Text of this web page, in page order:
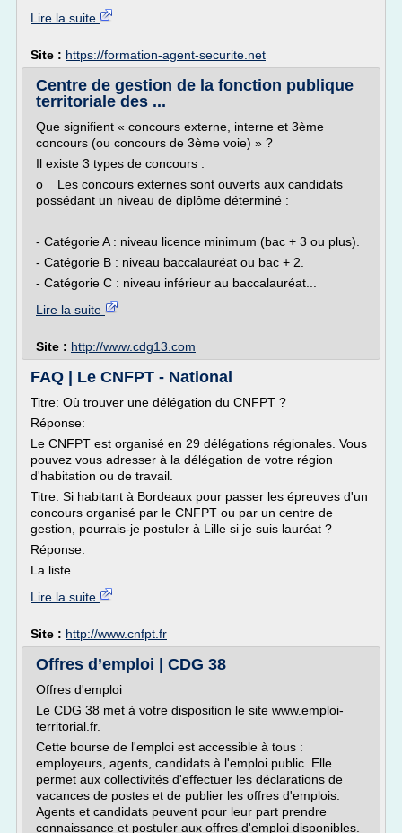
Lire la suite
Site : https://formation-agent-securite.net
Centre de gestion de la fonction publique
territoriale des ...
Que signifient « concours externe, interne et 3ème
concours (ou concours de 3ème voie) » ?
Il existe 3 types de concours :
o Les concours externes sont ouverts aux candidats
possédant un niveau de diplôme déterminé :
- Catégorie A : niveau licence minimum (bac + 3 ou plus).
- Catégorie B : niveau baccalauréat ou bac + 2.
- Catégorie C : niveau inférieur au baccalauréat...
Lire la suite
Site : http://www.cdg13.com
FAQ | Le CNFPT - National
Titre: Où trouver une délégation du CNFPT ?
Réponse:
Le CNFPT est organisé en 29 délégations régionales. Vous
pouvez vous adresser à la délégation de votre région
d'habitation ou de travail.
Titre: Si habitant à Bordeaux pour passer les épreuves d'un
concours organisé par le CNFPT ou par un centre de
gestion, pourrais-je postuler à Lille si je suis lauréat ?
Réponse:
La liste...
Lire la suite
Site : http://www.cnfpt.fr
Offres d’emploi | CDG 38
Offres d'emploi
Le CDG 38 met à votre disposition le site www.emploi-
territorial.fr.
Cette bourse de l'emploi est accessible à tous :
employeurs, agents, candidats à l'emploi public. Elle
permet aux collectivités d'effectuer les déclarations de
vacances de postes et de publier les offres d'emplois.
Agents et candidats peuvent pour leur part prendre
connaissance et postuler aux offres d'emploi disponibles.